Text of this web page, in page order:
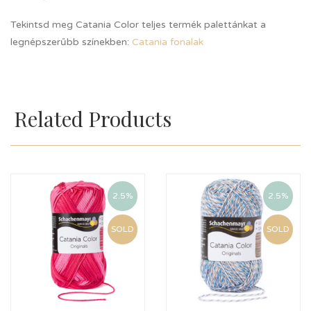
Tekintsd meg Catania Color teljes termék palettánkat a
legnépszerűbb színekben: Catania fonalak
Related Products
2.5%
SOLD
2.5%
SOLD